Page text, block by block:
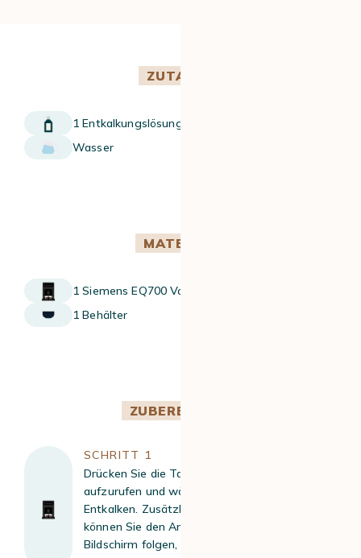
ZUTATEN
1 Entkalkungslösung
Wasser
MATERIAL
1 Siemens EQ700 Vollautomat
1 Behälter
ZUBEREITUNG
SCHRITT 1
Drücken Sie die Taste, um das Wartungsmenü
aufzurufen und wählen Sie die Option
Entkalken. Zusätzlich zu diesem Tutorial
können Sie den Anweisungen auf dem
Bildschirm folgen, um den Entkalkungsvorgang